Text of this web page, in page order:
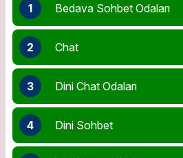
1 Bedava Sohbet Odaları
2 Chat
3 Dini Chat Odaları
4 Dini Sohbet